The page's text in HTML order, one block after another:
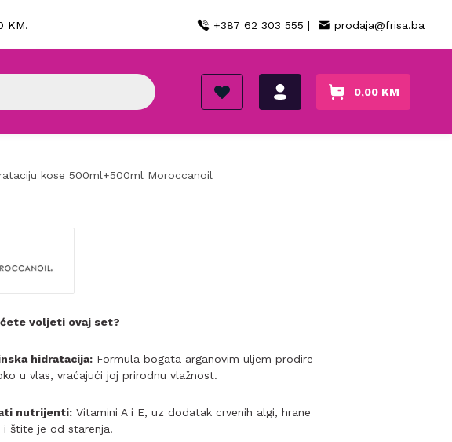
KM. +387 62 303 555 | prodaja@frisa.ba
0,00 KM
kose 500ml+500ml Moroccanoil
voljeti ovaj set?
hidratacija: Formula bogata arganovim uljem prodire
u vlas, vraćajući joj prirodnu vlažnost.
nutrijenti: Vitamini A i E, uz dodatak crvenih algi, hrane
i štite je od starenja.